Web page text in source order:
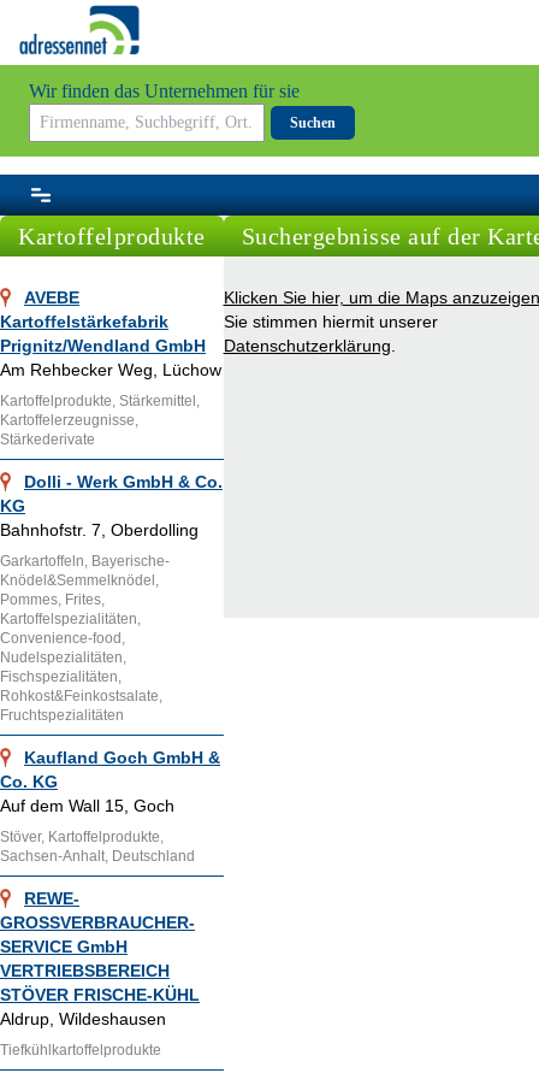
Wir finden das Unternehmen für sie
Suchen
Kartoffelprodukte
AVEBE
Kartoffelstärkefabrik
Prignitz/Wendland GmbH
Am Rehbecker Weg, Lüchow
Kartoffelprodukte, Stärkemittel,
Kartoffelerzeugnisse,
Stärkederivate
Dolli - Werk GmbH & Co.
KG
Bahnhofstr. 7, Oberdolling
Garkartoffeln, Bayerische-
Knödel&Semmelknödel,
Pommes, Frites,
Kartoffelspezialitäten,
Convenience-food,
Nudelspezialitäten,
Fischspezialitäten,
Rohkost&Feinkostsalate,
Fruchtspezialitäten
Kaufland Goch GmbH &
Co. KG
Auf dem Wall 15, Goch
Stöver, Kartoffelprodukte,
Sachsen-Anhalt, Deutschland
REWE-
GROSSVERBRAUCHER-
SERVICE GmbH
VERTRIEBSBEREICH
STÖVER FRISCHE-KÜHL
Aldrup, Wildeshausen
Tiefkühlkartoffelprodukte
Suchergebnisse auf der
Klicken Sie hier, um die Maps
Sie stimmen hiermit unserer
Datenschutzerklärung